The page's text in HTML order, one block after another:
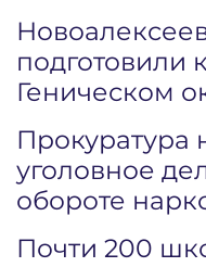
подготовили
Геническом
Прокуратура
уголовное
обороте
Почти 200